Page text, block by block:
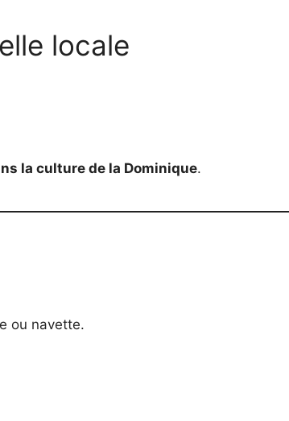
locale
la culture de la Dominique.
ou navette.